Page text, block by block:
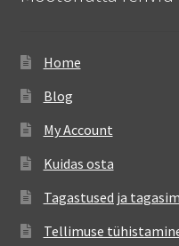
Home
Blog
My Account
Kuidas osta
Tagastused ja
Tellimuse